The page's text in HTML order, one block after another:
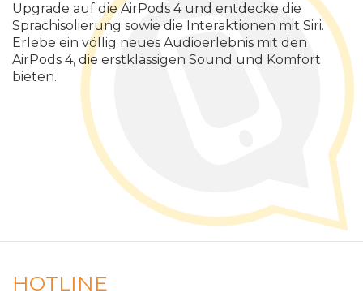
Upgrade auf die AirPods 4 und entdecke die
Sprachisolierung sowie die Interaktionen mit Siri.
Erlebe ein völlig neues Audioerlebnis mit den
AirPods 4, die erstklassigen Sound und Komfort
bieten.
HOTLINE